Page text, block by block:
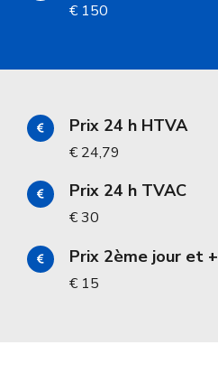
€ 150
Prix 24 h HTVA
€ 24,79
Prix 24 h TVAC
€ 30
Prix 2ème jour et +
€ 15